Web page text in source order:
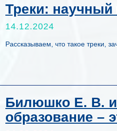
Треки: научный
14.12.2024
Рассказываем, что такое треки,
Билюшко Е. В.
образование –